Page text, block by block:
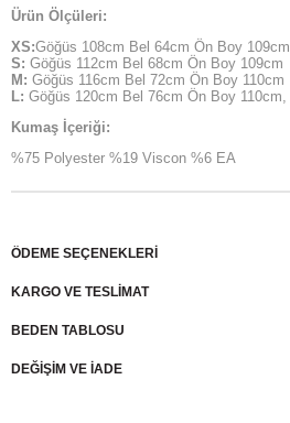
Ürün Ölçüleri:
XS:Göğüs 108cm Bel 64cm Ön Boy 109cm
S: Göğüs 112cm Bel 68cm Ön Boy 109cm
M: Göğüs 116cm Bel 72cm Ön Boy 110cm
L: Göğüs 120cm Bel 76cm Ön Boy 110cm,
Kumaş İçeriği:
%75 Polyester %19 Viscon %6 EA
ÖDEME SEÇENEKLERI
KARGO VE TESLİMAT
BEDEN TABLOSU
DEĞİŞİM VE İADE